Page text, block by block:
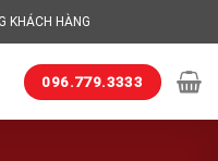
KHÁCH HÀNG
096.779.3333